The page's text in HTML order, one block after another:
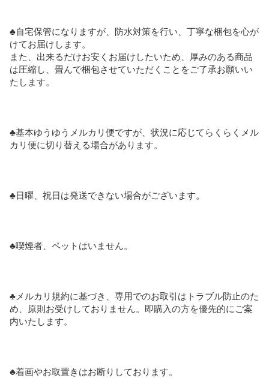
♣︎自宅保管になりますが、防水対策を行い、丁寧な梱包を心が
けてお届けします。
また、出来るだけお安くお届けしたいため、厚みのある商品
は圧縮し、畳んで梱包させていただくことをご了承お願いい
たします。
♣︎基本ゆうゆうメルカリ便ですが、状況に応じてらくらくメル
カリ便に切り替える場合があります。
♣︎日曜、祝日は発送できない場合がございます。
♣︎喫煙者、ペットはいません。
♣︎メルカリ規約に基づき、専用でのお取引はトラブル防止のた
め、原則お受けしておりません。即購入の方を優先的にご案
内いたします。
♣︎着画やお取置きはお断りしております。